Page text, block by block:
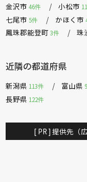
金沢市46件 小松市
七尾市5件 かほく市
鳳珠郡能登町3件 珠
近隣の都道府県
新潟県 113件 富山県
長野県 122件
[ PR ] 提供先（